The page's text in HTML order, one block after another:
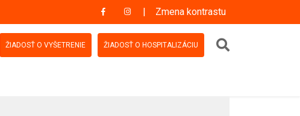
Zmena kontrastu
ŽIADOSŤ O VYŠETRENIE ŽIADOSŤ O HOSPITALIZÁCIU